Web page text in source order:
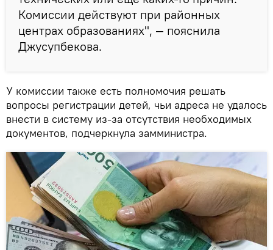
Комиссии действуют при районных
центрах образованиях", — пояснила
Джусупбекова.
У комиссии также есть полномочия решать
вопросы регистрации детей, чьи адреса не удалось
внести в систему из-за отсутствия необходимых
документов, подчеркнула замминистра.